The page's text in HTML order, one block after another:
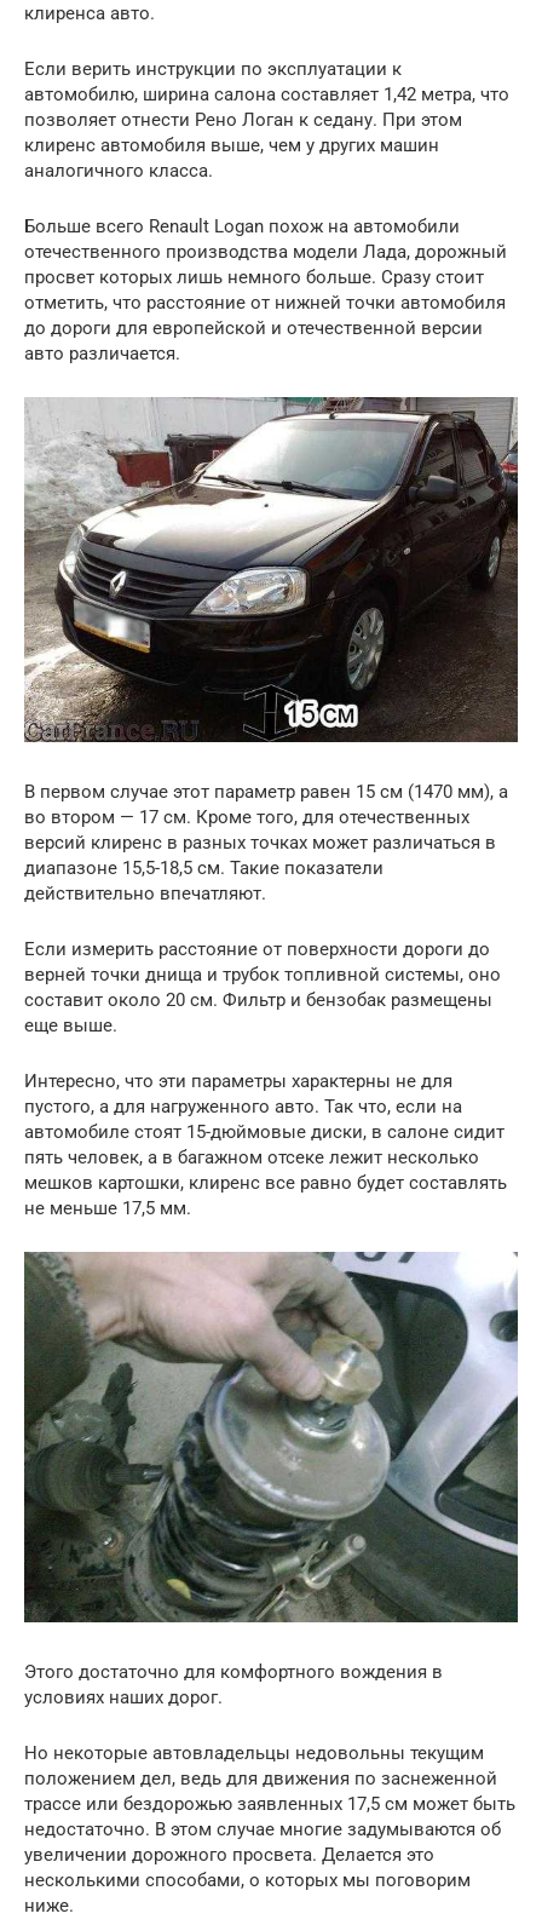
клиренса авто.
Если верить инструкции по эксплуатации к
автомобилю, ширина салона составляет 1,42 метра, что
позволяет отнести Рено Логан к седану. При этом
клиренс автомобиля выше, чем у других машин
аналогичного класса.
Больше всего Renault Logan похож на автомобили
отечественного производства модели Лада, дорожный
просвет которых лишь немного больше. Сразу стоит
отметить, что расстояние от нижней точки автомобиля
до дороги для европейской и отечественной версии
авто различается.
В первом случае этот параметр равен 15 см (1470 мм), а
во втором — 17 см. Кроме того, для отечественных
версий клиренс в разных точках может различаться в
диапазоне 15,5-18,5 см. Такие показатели
действительно впечатляют.
Если измерить расстояние от поверхности дороги до
верней точки днища и трубок топливной системы, оно
составит около 20 см. Фильтр и бензобак размещены
еще выше.
Интересно, что эти параметры характерны не для
пустого, а для нагруженного авто. Так что, если на
автомобиле стоят 15-дюймовые диски, в салоне сидит
пять человек, а в багажном отсеке лежит несколько
мешков картошки, клиренс все равно будет составлять
не меньше 17,5 мм.
Этого достаточно для комфортного вождения в
условиях наших дорог.
Но некоторые автовладельцы недовольны текущим
положением дел, ведь для движения по заснеженной
трассе или бездорожью заявленных 17,5 см может быть
недостаточно. В этом случае многие задумываются об
увеличении дорожного просвета. Делается это
несколькими способами, о которых мы поговорим
ниже.